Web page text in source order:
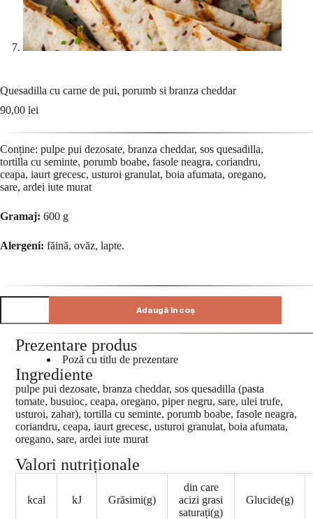
Quesadilla cu carne de pui, porumb si branza cheddar
90,00 lei
Conține: pulpe pui dezosate, branza cheddar, sos quesadilla,
tortilla cu seminte, porumb boabe, fasole neagra, coriandru,
ceapa, iaurt grecesc, usturoi granulat, boia afumata, oregano,
sare, ardei iute murat
Gramaj: 600 g
Alergeni: făină, ovăz, lapte.
Adaugă în coș
Prezentare produs
Poză cu titlu de prezentare
Ingrediente
pulpe pui dezosate, branza cheddar, sos quesadilla (pasta
tomate, busuioc, ceapa, oregano, piper negru, sare, ulei trufe,
usturoi, zahar), tortilla cu seminte, porumb boabe, fasole neagra,
coriandru, ceapa, iaurt grecesc, usturoi granulat, boia afumata,
oregano, sare, ardei iute murat
Valori nutriționale
kcal kJ Grăsimi(g)
din care
acizi grasi
saturați(g)
Glucide(g)